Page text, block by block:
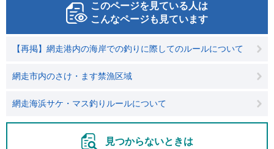
このページを見ている人は
こんなページも見ています
【再掲】網走港内の海岸での釣りに際してのルールについて
網走市内のさけ・ます禁漁区域
網走海浜サケ・マス釣りルールについて
見つからないときは